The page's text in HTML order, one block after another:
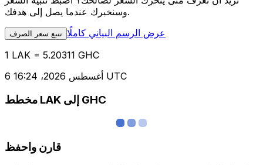
وسنخبرك عندما يصل إلى هدفك.
تتبع سعر الصرف عرض الرسم البياني كاملًا
1 LAK = 5.20311 GHC
6 أغسطس 2026، 16:24 UTC
مخطط LAK إلى GHC
قارن واحفظ